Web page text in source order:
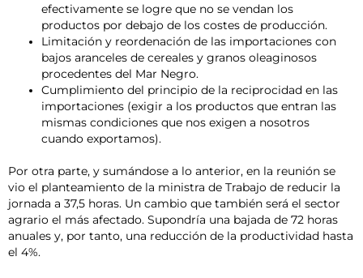
efectivamente se logre que no se vendan los
productos por debajo de los costes de producción.
Limitación y reordenación de las importaciones con
bajos aranceles de cereales y granos oleaginosos
procedentes del Mar Negro.
Cumplimiento del principio de la reciprocidad en las
importaciones (exigir a los productos que entran las
mismas condiciones que nos exigen a nosotros
cuando exportamos).
Por otra parte, y sumándose a lo anterior, en la reunión se
vio el planteamiento de la ministra de Trabajo de reducir la
jornada a 37,5 horas. Un cambio que también será el sector
agrario el más afectado. Supondría una bajada de 72 horas
anuales y, por tanto, una reducción de la productividad hasta
el 4%.